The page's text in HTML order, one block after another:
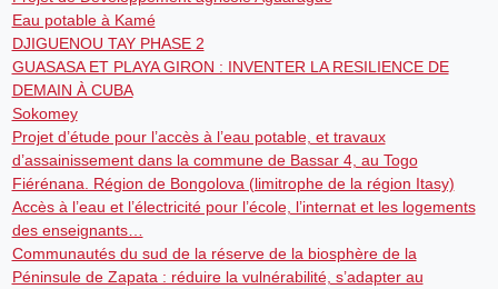
Eau potable à Kamé
DJIGUENOU TAY PHASE 2
GUASASA ET PLAYA GIRON : INVENTER LA RESILIENCE DE
DEMAIN À CUBA
Sokomey
Projet d’étude pour l’accès à l’eau potable, et travaux
d’assainissement dans la commune de Bassar 4, au Togo
Fiérénana. Région de Bongolova (limitrophe de la région Itasy)
Accès à l’eau et l’électricité pour l’école, l’internat et les logements
des enseignants…
Communautés du sud de la réserve de la biosphère de la
Péninsule de Zapata : réduire la vulnérabilité, s’adapter au